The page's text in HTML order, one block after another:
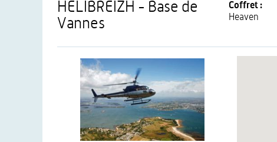
HELIBREIZH - Base de
Vannes
Coffret :
Heaven